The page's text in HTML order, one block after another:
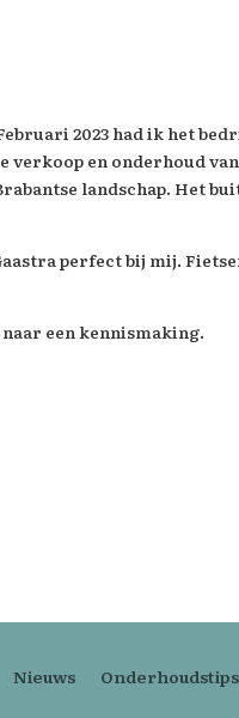
2023 had ik het
verkoop en onderhoud
landschap. Het
perfect bij mij.
een kennismaking.
Nieuws Onderhoudstips